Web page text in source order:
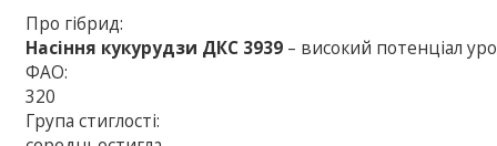
Про гібрид:
Насіння кукурудзи ДКС 3939 – високий потенціал
ФАО:
320
Група стиглості: